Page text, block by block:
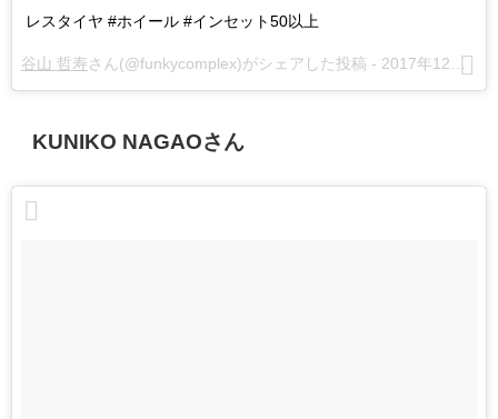
レスタイヤ #ホイール #インセット50以上
谷山 哲寿さん(@funkycomplex)がシェアした投稿 - 2017年12月月16日午後7時48分PST
KUNIKO NAGAOさん